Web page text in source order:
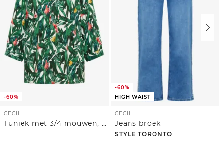
-60%
CECIL
Tuniek met 3/4 mouwen, gespleten hals en print
-60%
HIGH WAIST
CECIL
Jeans broek
STYLE TORONTO